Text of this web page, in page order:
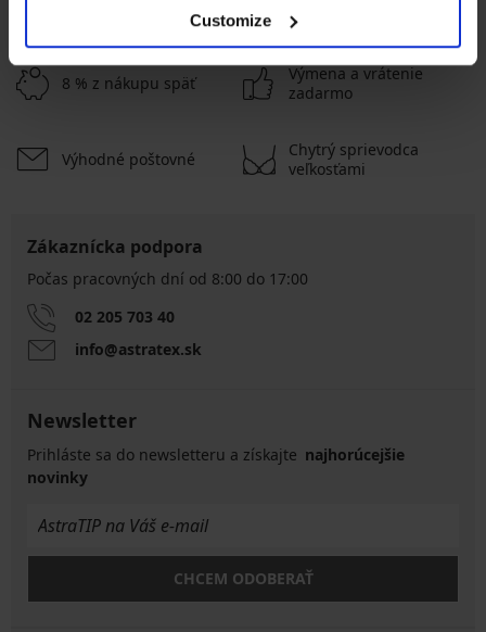
Customize
8 % z nákupu späť
Výmena a vrátenie
zadarmo
Výhodné poštovné
Chytrý sprievodca
veľkosťami
Zákaznícka podpora
Počas pracovných dní od 8:00 do 17:00
02 205 703 40
info@astratex.sk
Newsletter
Prihláste sa do newsletteru a získajte najhorúcejšie
novinky
CHCEM ODOBERAŤ